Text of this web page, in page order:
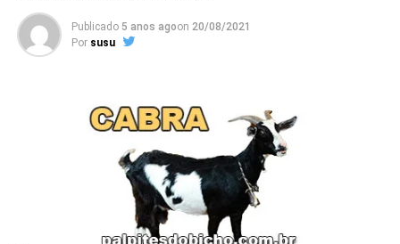
Publicado 5 anos agoon 20/08/2021
Por susu